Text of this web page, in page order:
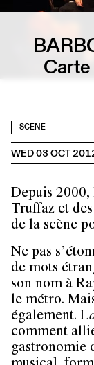
About
EN
SCENE
WED 03 OCT
Depuis
Truffaz et
de la scène
Ne pas
de mots
son nom à
le métro.
également. L
comment
gastronomie